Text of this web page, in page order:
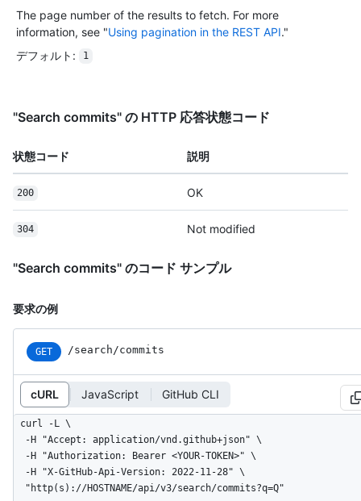
The page number of the results to fetch. For more
information, see "Using pagination in the REST API."
デフォルト : 1
"Search commits" の HTTP 応答状態コード
状態コード 説明
200 OK
304 Not modified
"Search commits" のコード サンプル
要求の例
GET /search/commits
cURL JavaScript GitHub CLI
curl -L \
  "http(s)://HOSTNAME/api/v3/search/commits?q=Q"